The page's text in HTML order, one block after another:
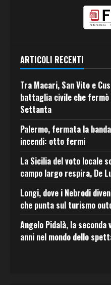
ARTICOLI RECENTI
Tra Macari, San Vito e
battaglia civile che
Settanta
Palermo, fermata la
incendi: otto fermi
La Sicilia del voto locale
campo largo respira, De
Longi, dove i Nebrodi
che punta sul turismo
Angelo Pidalà, la seconda
anni nel mondo dello